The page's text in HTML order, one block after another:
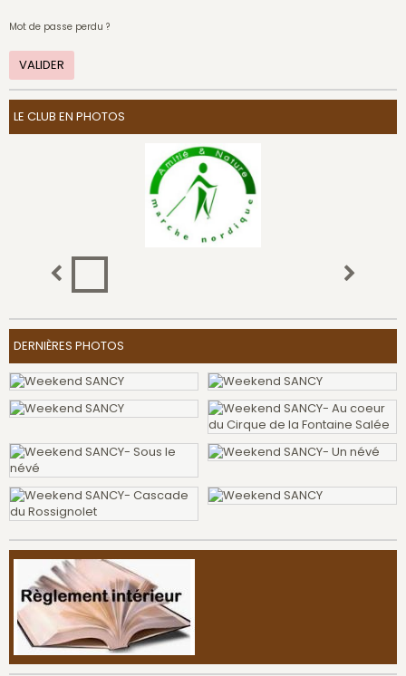
Mot de passe perdu ?
VALIDER
LE CLUB EN PHOTOS
DERNIÈRES PHOTOS